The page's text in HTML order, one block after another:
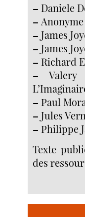
– Daniele
–
– James
– James
– Richard
–
– Paul
– Jules
– Philippe
Texte
des